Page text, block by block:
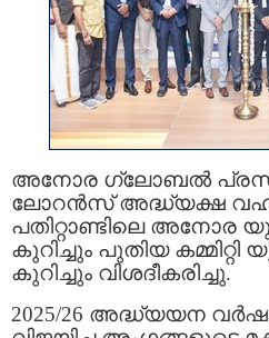
അനോര ഗ്ലോബൽ
ലോറൻസ് അദ്ധ്യക്ഷ
പതിറ്റാണ്ടിലെ അനോര
കുറിച്ചും പുതിയ കമ്മിറ്റി
കുറിച്ചും വിശദീകരിച്ചു.
2025/26 അദ്ധ്യയന